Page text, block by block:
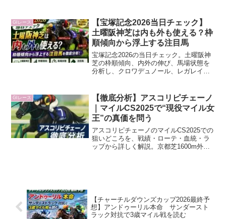
統・枠順・ローテから徹底分析します。
GIレース
【宝塚記念2026当日チェック】
土曜阪神芝は内も外も使える？枠
順傾向から浮上する注目馬
宝塚記念2026の当日チェック。土曜阪神
芝の枠順傾向、内外の伸び、馬場状態を
分析し、クロワデュノール、レガレイ
GIレース
【徹底分析】アスコリピチェーノ
｜マイルCS2025で“現役マイル女
王”の真価を問う
アスコリピチェーノのマイルCS2025での
狙いどころを、戦績・ローテ・血統・ラ
ップから詳しく解説。京都芝1600m外回
【チャーチルダウンズカップ2026最終予
想】アンドゥーリル本命 サンダースト
ラック対抗で3歳マイル戦を読む